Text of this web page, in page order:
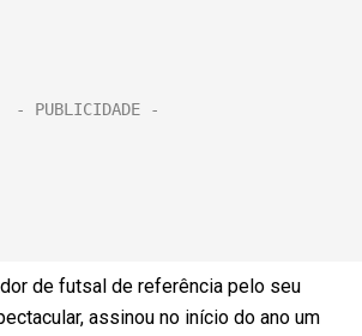
de futsal de referência pelo seu
assinou no início do ano um